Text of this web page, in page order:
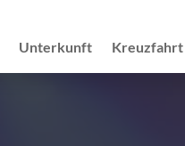
Unterkunft Kreuzfahrt